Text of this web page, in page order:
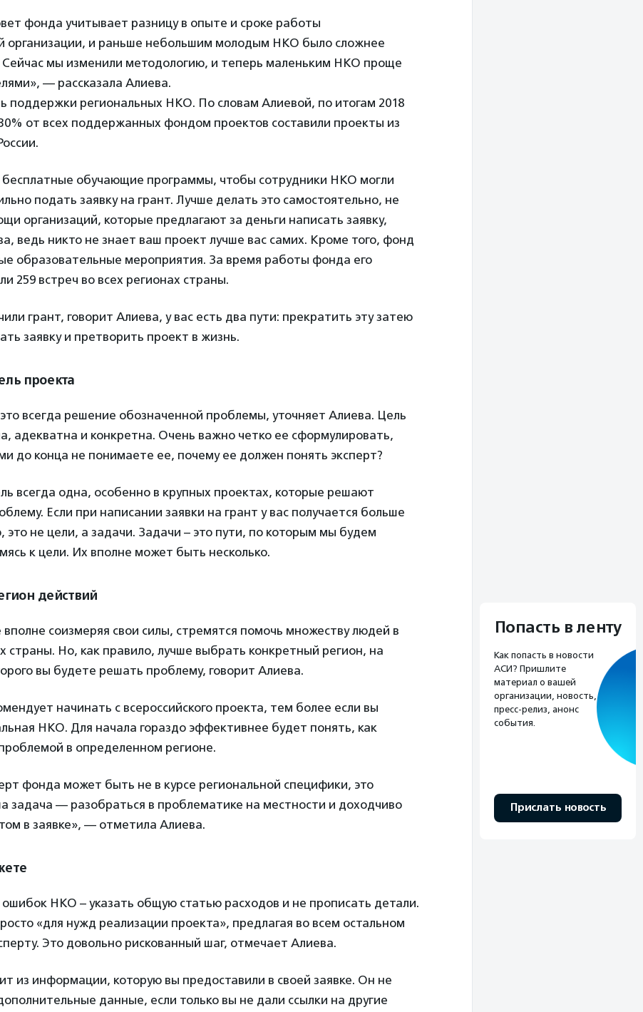
фонда учитывает разницу в опыте и сроке работы
организации, и раньше небольшим молодым НКО было сложнее
Сейчас мы изменили методологию, и теперь маленьким НКО проще
— рассказала Алиева.
поддержки региональных НКО. По словам Алиевой, по итогам 2018
от всех поддержанных фондом проектов составили проекты из
обучающие программы, чтобы сотрудники НКО могли
подать заявку на грант. Лучше делать это самостоятельно, не
организаций, которые предлагают за деньги написать заявку,
ведь никто не знает ваш проект лучше вас самих. Кроме того, фонд
образовательные мероприятия. За время работы фонда его
259 встреч во всех регионах страны.
грант, говорит Алиева, у вас есть два пути: прекратить эту затею
заявку и претворить проект в жизнь.
проекта
всегда решение обозначенной проблемы, уточняет Алиева. Цель
адекватна и конкретна. Очень важно четко ее сформулировать,
до конца не понимаете ее, почему ее должен понять эксперт?
всегда одна, особенно в крупных проектах, которые решают
Если при написании заявки на грант у вас получается больше
это не цели, а задачи. Задачи – это пути, по которым мы будем
к цели. Их вполне может быть несколько.
действий
соизмеряя свои силы, стремятся помочь множеству людей в
страны. Но, как правило, лучше выбрать конкретный регион, на
вы будете решать проблему, говорит Алиева.
начинать с всероссийского проекта, тем более если вы
НКО. Для начала гораздо эффективнее будет понять, как
в определенном регионе.
фонда может быть не в курсе региональной специфики, это
задача — разобраться в проблематике на местности и доходчиво
в заявке», — отметила Алиева.
НКО – указать общую статью расходов и не прописать детали.
«для нужд реализации проекта», предлагая во всем остальном
Это довольно рискованный шаг, отмечает Алиева.
из информации, которую вы предоставили в своей заявке. Он не
данные, если только вы не дали ссылки на другие
Попасть в ленту
Как попасть в новости
АСИ? Пришлите
материал о вашей
организации, новость,
пресс-релиз, анонс
события.
Прислать новость